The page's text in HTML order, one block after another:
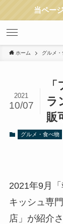
当ペー
ホーム グルメ
ラ
販
2021
10/07
グルメ・食べ物
2021年9月
キッシュ専
店」が紹介